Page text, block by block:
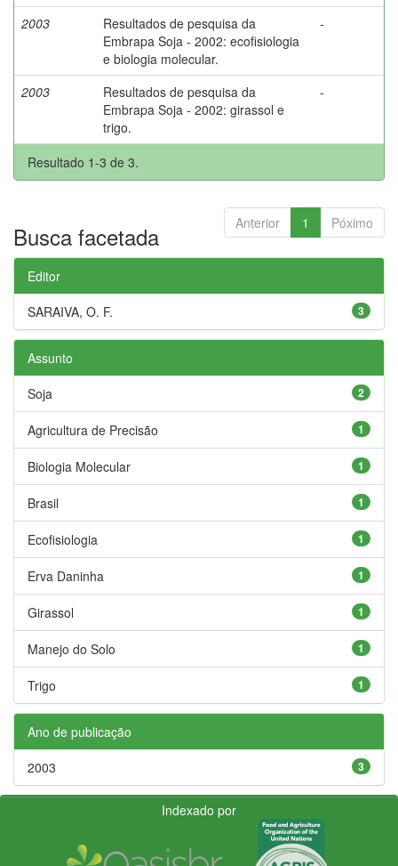
2003
Resultados de pesquisa da
Embrapa Soja - 2002: ecofisiologia
e biologia molecular.
-
2003
Resultados de pesquisa da
Embrapa Soja - 2002: girassol e
trigo.
-
Resultado 1-3 de 3.
Anterior 1 Póximo
Busca facetada
Editor
3
SARAIVA, O. F.
Assunto
2
Soja
1
Agricultura de Precisão
1
Biologia Molecular
1
Brasil
1
Ecofisiologia
1
Erva Daninha
1
Girassol
1
Manejo do Solo
1
Trigo
Ano de publicação
3
2003
Indexado por